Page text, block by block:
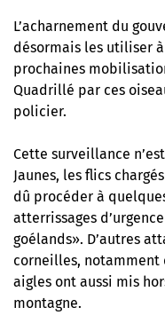
L’acharnement du
désormais les utiliser
prochaines
Quadrillé par ces
policier.
Cette surveillance
Jaunes, les flics
dû procéder à
atterrissages
goélands». D’autres
corneilles, notamment
aigles ont aussi mis
montagne.